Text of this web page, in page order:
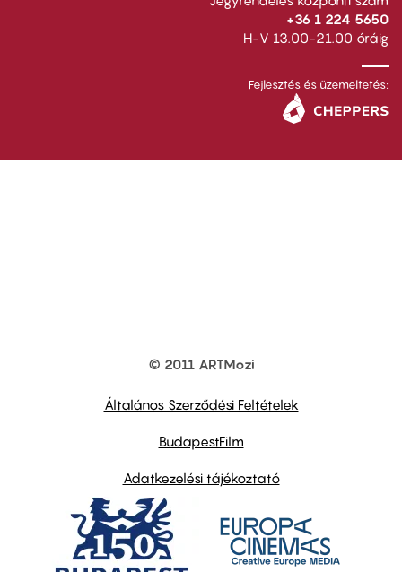
+36 1 224 5650
H-V 13.00-21.00 óráig
Fejlesztés és üzemeltetés:
© 2011 ARTMozi
Általános Szerződési Feltételek
BudapestFilm
Adatkezelési tájékoztató